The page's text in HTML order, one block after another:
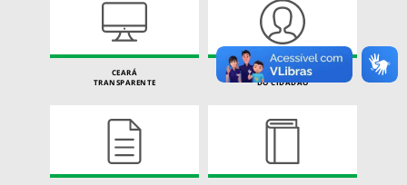
CEARÁ
TRANSPARENTE
CARTA DE SERVIÇOS
DO CIDADÃO